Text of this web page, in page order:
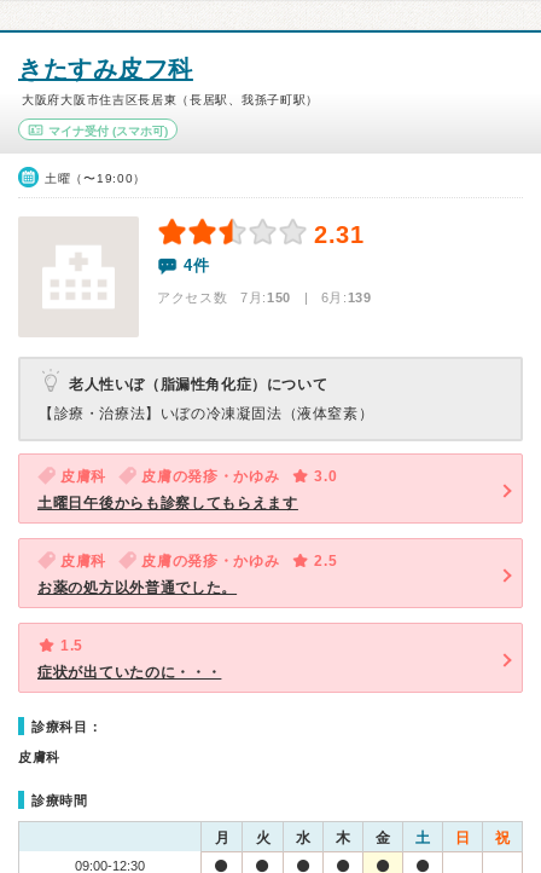
きたすみ皮フ科
大阪府大阪市住吉区長居東（長居駅、我孫子町駅）
マイナ受付 (スマホ可)
土曜（〜19:00）
2.31
4件
アクセス数 7月:150 | 6月:139
老人性いぼ（脂漏性角化症）について
【診療・治療法】 いぼの冷凍凝固法（液体窒素）
皮膚科 皮膚の発疹・かゆみ
3.0
土曜日午後からも診察してもらえます
皮膚科 皮膚の発疹・かゆみ
2.5
お薬の処方以外普通でした。
1.5
症状が出ていたのに・・・
診療科目：
皮膚科
診療時間
月 火 水 木 金 土 日 祝
09:00-12:30